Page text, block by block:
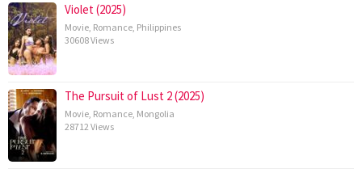
Violet (2025)
Movie Romance Philippines
30608 Views
The Pursuit of Lust 2 (2025)
Movie Romance Mongolia
28712 Views